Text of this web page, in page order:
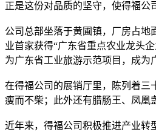
正是这份对品质的坚守，使得福公
公司总部坐落于黄圃镇，厂房占地
业首家获得“广东省重点农业龙头
为广东省工业旅游示范项目，成为
在得福公司的展销厅里，陈列着三
瘦而不柴；此外还有腊肠王、凤凰
近年来，得福公司积极推进产业转